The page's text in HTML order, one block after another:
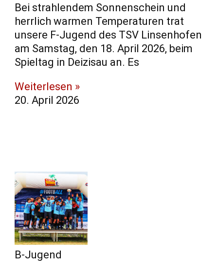
​Bei strahlendem Sonnenschein und
herrlich warmen Temperaturen trat
unsere F-Jugend des TSV Linsenhofen
am Samstag, den 18. April 2026, beim
Spieltag in Deizisau an. ​Es
Weiterlesen »
20. April 2026
B-Jugend